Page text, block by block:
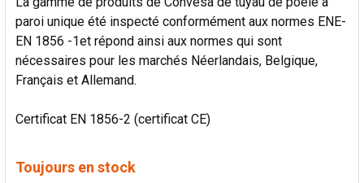
paroi unique été inspecté conformément aux normes ENE-
EN 1856 -1et répond ainsi aux normes qui sont
nécessaires pour les marchés Néerlandais, Belgique,
Français et Allemand.
Certificat EN 1856-2 (certificat CE)
Toujours en stock